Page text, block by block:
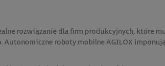
rozwiązanie dla firm produkcyjnych, które
Autonomiczne roboty mobilne AGILOX